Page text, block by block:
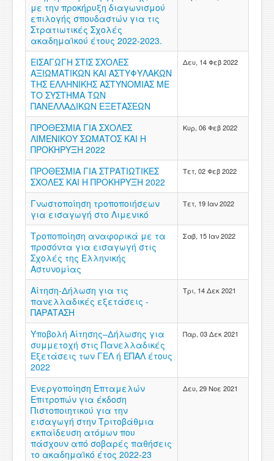
ΧΡΗΣΙΜΑ
ΕΠΙΚΟΙΝΩΝΙΑ
ΠΕΡΙΟΧΗ ΜΕΛΩΝ
με την προκήρυξη διαγωνισμού
επιλογής σπουδαστών για τις
Στρατιωτικές Σχολές
ακαδημαϊκού έτους 2022-2023.
ΕΙΣΑΓΩΓΗ ΣΤΙΣ ΣΧΟΛΕΣ
ΑΞΙΩΜΑΤΙΚΩΝ ΚΑΙ ΑΣΤΥΦΥΛΑΚΩΝ
ΤΗΣ ΕΛΛΗΝΙΚΗΣ ΑΣΤΥΝΟΜΙΑΣ ΜΕ
ΤΟ ΣΥΣΤΗΜΑ ΤΩΝ
ΠΑΝΕΛΛΑΔΙΚΩΝ ΕΞΕΤΑΣΕΩΝ
Δευ, 14 Φεβ 2022
ΠΡΟΘΕΣΜΙΑ ΓΙΑ ΣΧΟΛΕΣ
ΛΙΜΕΝΙΚΟΥ ΣΩΜΑΤΟΣ ΚΑΙ Η
ΠΡΟΚΗΡΥΞΗ 2022
Κυρ, 06 Φεβ 2022
ΠΡΟΘΕΣΜΙΑ ΓΙΑ ΣΤΡΑΤΙΩΤΙΚΕΣ
ΣΧΟΛΕΣ ΚΑΙ Η ΠΡΟΚΗΡΥΞΗ 2022
Τετ, 02 Φεβ 2022
Γνωστοποίηση τροποποιήσεων
για εισαγωγή στο Λιμενικό
Τετ, 19 Ιαν 2022
Τροποποίηση αναφορικά με τα
προσόντα για εισαγωγή στις
Σχολές της Ελληνικής
Αστυνομίας
Σαβ, 15 Ιαν 2022
Αίτηση-Δήλωση για τις
πανελλαδικές εξετάσεις -
ΠΑΡΑΤΑΣΗ
Τρι, 14 Δεκ 2021
Υποβολή Αίτησης–Δήλωσης για
συμμετοχή στις Πανελλαδικές
Εξετάσεις των ΓΕΛ ή ΕΠΑΛ έτους
2022
Παρ, 03 Δεκ 2021
Ενεργοποίηση Επταμελών
Επιτροπών για έκδοση
Πιστοποιητικού για την
εισαγωγή στην Τριτοβάθμια
εκπαίδευση ατόμων που
πάσχουν από σοβαρές παθήσεις
το ακαδημαϊκό έτος 2022-23
Δευ, 29 Νοε 2021